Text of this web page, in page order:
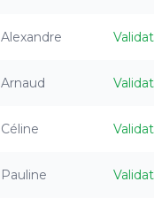
Alexandre
Arnaud
Céline
Pauline